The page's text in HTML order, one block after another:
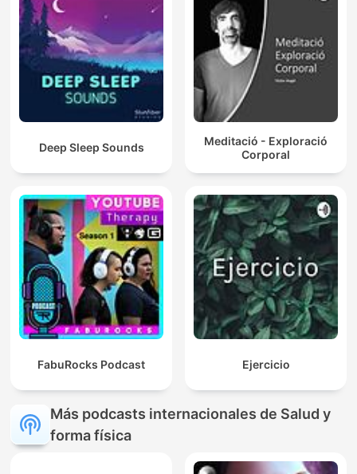
Deep Sleep Sounds
Meditació - Exploració
Corporal
FabuRocks Podcast Ejercicio
Más podcasts internacionales de Salud y
forma física